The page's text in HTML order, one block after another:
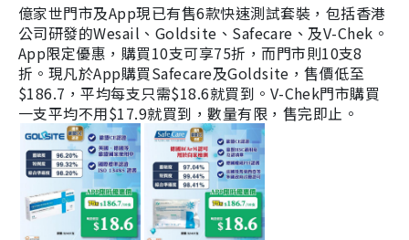
億家世門市及App現已有售6款快速測試套裝，包括香港
公司研發的Wesail、Goldsite、Safecare、及V-Chek。
App限定優惠，購買10支可享75折，而門市則10支8
折。現凡於App購買Safecare及Goldsite，售價低至
$186.7，平均每支只需$18.6就買到。V-Chek門市購買
一支平均不用$17.9就買到，數量有限，售完即止。